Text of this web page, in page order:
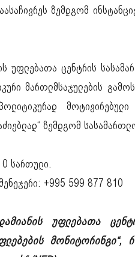
ზემდგომ
უფლებათა ცენტრის
მართლმსაჯულების
ზემდგომ
0 სართული.
+995 599 877 810
უფლებათა
მონიტორინგი“,